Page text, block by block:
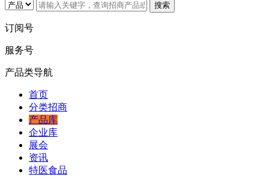
搜索
订阅号
服务号
产品类导航
首页
分类招商
产品库
企业库
展会
资讯
特医食品